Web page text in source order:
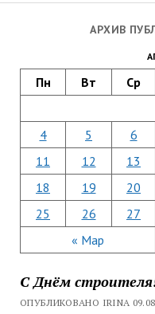
АРХИВ
Пн Вт Ср
« Мар
4
5 6
11
12 13
18
19 20
25
26 27
С Днём
ОПУБЛИКОВАНО IRINA